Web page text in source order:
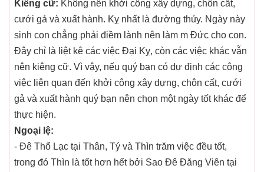
Kiêng cữ: Không nên khởi công xây dựng, chôn cất,
cưới gả và xuất hành. Kỵ nhất là đường thủy. Ngày này
sinh con chẳng phải điềm lành nên làm m Đức cho con.
Đây chỉ là liệt kê các việc Đại Kỵ, còn các việc khác vẫn
nên kiêng cữ. Vì vậy, nếu quý bạn có dự định các công
việc liên quan đến khởi công xây dựng, chôn cất, cưới
gả và xuất hành quý bạn nên chọn một ngày tốt khác để
thực hiện.
Ngoại lệ:
- Đê Thổ Lạc tại Thân, Tý và Thìn trăm việc đều tốt,
trong đó Thìn là tốt hơn hết bởi Sao Đê Đăng Viên tại